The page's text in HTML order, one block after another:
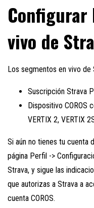
Configurar
vivo de
Los segmentos en vivo de
Suscripción Strava
Dispositivo COROS
VERTIX 2, VERTIX
Si aún no tienes tu cuenta
página Perfil ->
Strava, y sigue las
que autorizas a Strava a
cuenta COROS.